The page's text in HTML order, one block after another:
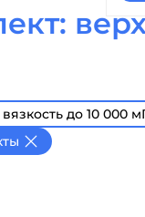
вязкость до 10 000